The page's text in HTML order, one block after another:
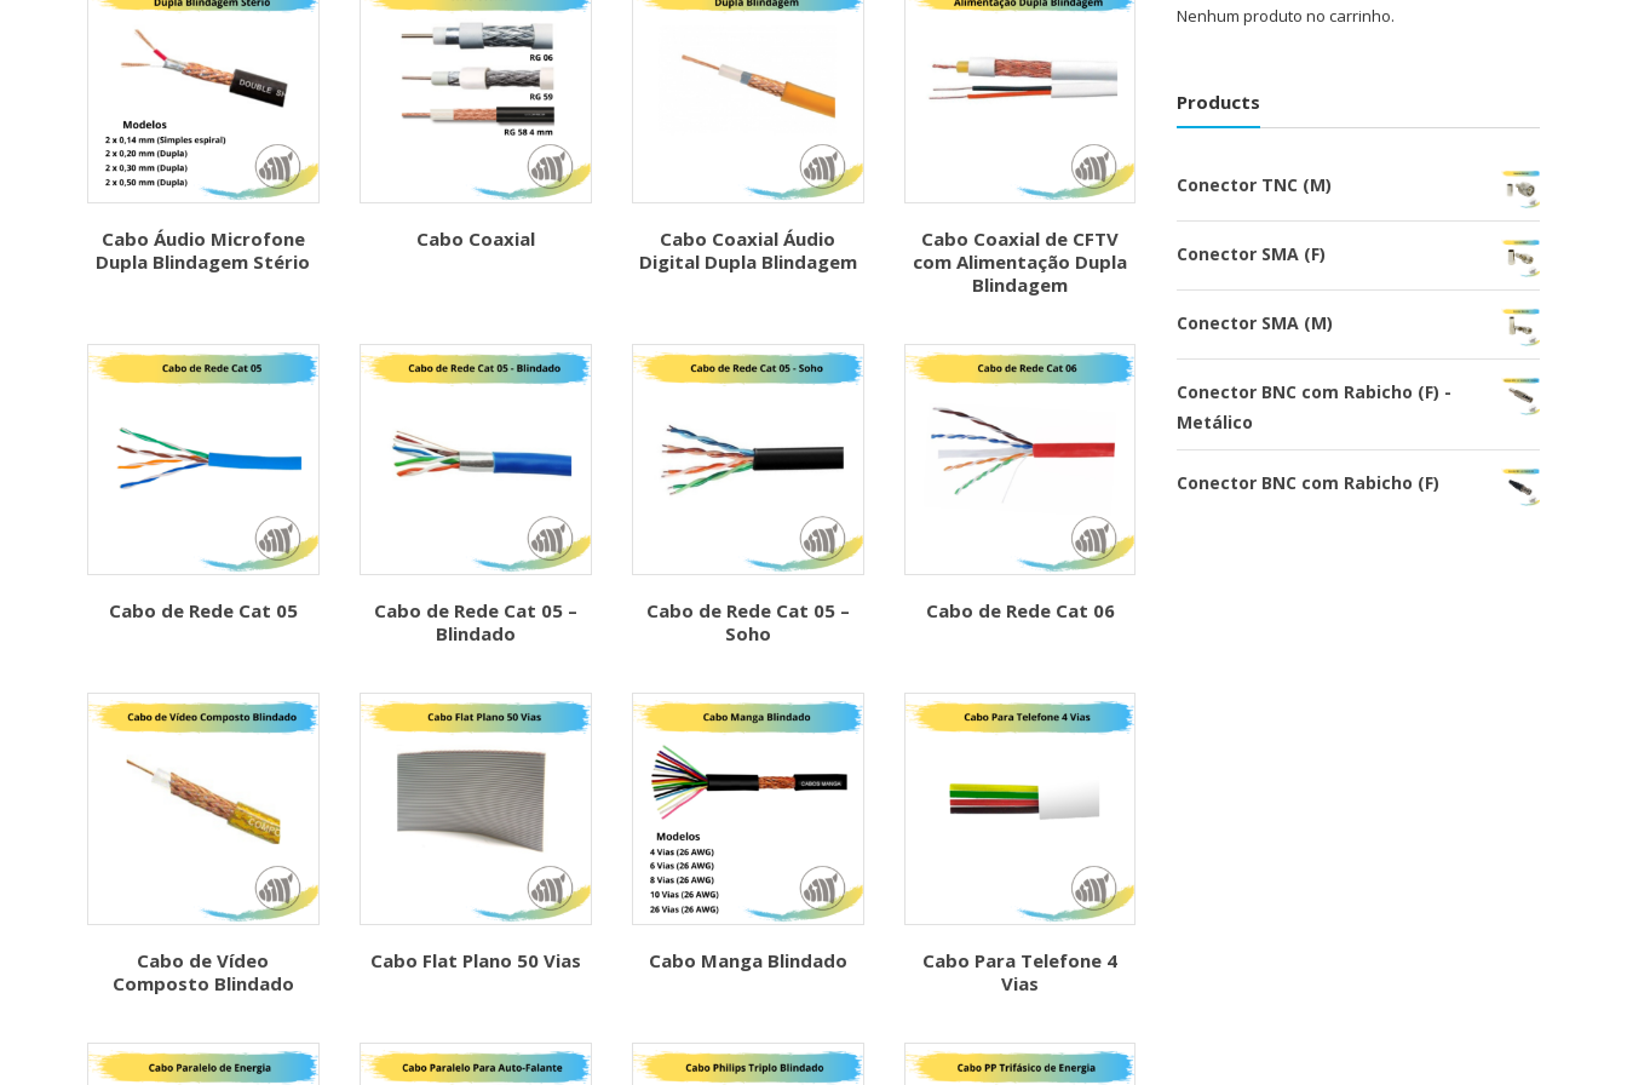
Cabo Áudio Microfone
Dupla Blindagem Stério
Cabo Coaxial
Cabo Coaxial Áudio
Digital Dupla Blindagem
Cabo Coaxial de CFTV
com Alimentação Dupla
Blindagem
Cabo de Rede Cat 05
Cabo de Rede Cat 05 –
Blindado
Cabo de Rede Cat 05 –
Soho
Cabo de Rede Cat 06
Cabo de Vídeo
Composto Blindado
Cabo Flat Plano 50 Vias Cabo Manga Blindado
Cabo Para Telefone 4
Vias
Nenhum produto no carrinho.
Products
Conector TNC (M)
Conector SMA (F)
Conector SMA (M)
Conector BNC com Rabicho (F) -
Metálico
Conector BNC com Rabicho (F)